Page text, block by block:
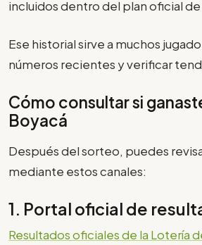
incluidos dentro del plan oficial de
Ese historial sirve a muchos
números recientes y verificar
Cómo consultar si
Boyacá
Después del sorteo, puedes
mediante estos canales:
1. Portal oficial de
Resultados oficiales de la Lotería